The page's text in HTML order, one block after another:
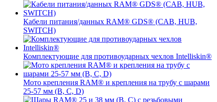
Кабели питания/данных RAM® GDS® (CAB, HUB,
SWITCH)
Комплектующие для противоударных чехлов Intelliskin®
Мото крепления RAM® и крепления на трубу с шарами
25-57 мм (B, C, D)